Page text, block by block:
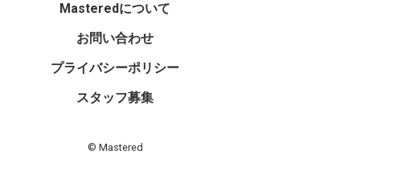
Masteredについて
お問い合わせ
プライバシーポリシー
スタッフ募集
© Mastered